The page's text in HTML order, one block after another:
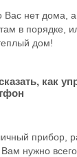
Вас нет дома,
в порядке,
дом!
как
прибор,
нужно